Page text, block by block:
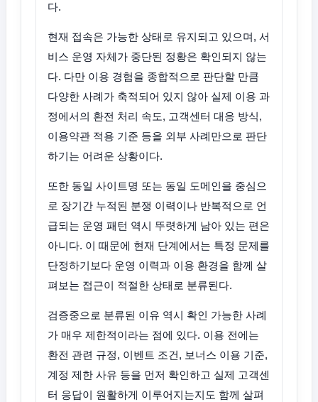
다.
현재 접속은 가능한 상태로 유지되고 있으며, 서
비스 운영 자체가 중단된 정황은 확인되지 않는
다. 다만 이용 경험을 종합적으로 판단할 만큼
다양한 사례가 축적되어 있지 않아 실제 이용 과
정에서의 환전 처리 속도, 고객센터 대응 방식,
이용약관 적용 기준 등을 외부 사례만으로 판단
하기는 어려운 상황이다.
또한 동일 사이트명 또는 동일 도메인을 중심으
로 장기간 누적된 분쟁 이력이나 반복적으로 언
급되는 운영 패턴 역시 뚜렷하게 남아 있는 편은
아니다. 이 때문에 현재 단계에서는 특정 문제를
단정하기보다 운영 이력과 이용 환경을 함께 살
펴보는 접근이 적절한 상태로 분류된다.
검증중으로 분류된 이유 역시 확인 가능한 사례
가 매우 제한적이라는 점에 있다. 이용 전에는
환전 관련 규정, 이벤트 조건, 보너스 이용 기준,
계정 제한 사유 등을 먼저 확인하고 실제 고객센
터 응답이 원활하게 이루어지는지도 함께 살펴